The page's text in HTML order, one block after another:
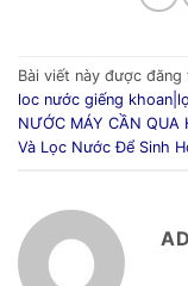
Bài viết này được đăng
loc nước giếng
NƯỚC MÁY CẦN QUA
Và Lọc Nước Để Sinh